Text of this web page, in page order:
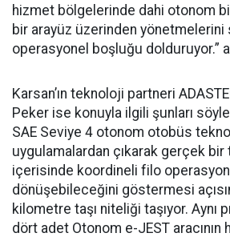
hizmet bölgelerinde dahi otonom bir
bir arayüz üzerinden yönetmelerini
operasyonel boşluğu dolduruyor.”
Karsan’ın teknoloji partneri
Peker ise konuyla ilgili şunları
SAE Seviye 4 otonom otobüs
uygulamalardan çıkarak gerçek bir
içerisinde koordineli filo
dönüşebileceğini göstermesi
kilometre taşı niteliği taşıyor. Aynı
dört adet Otonom e-JEST